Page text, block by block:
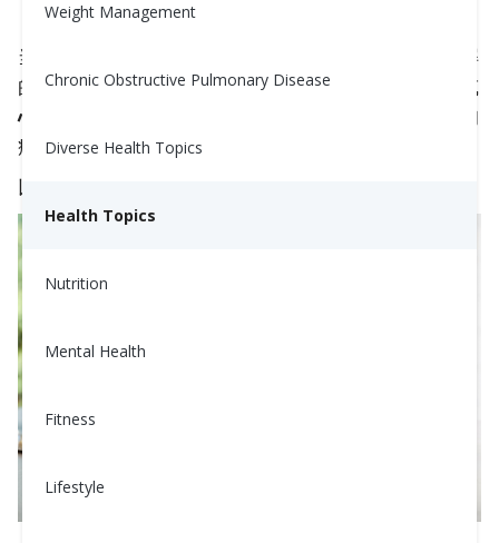
Weight Management
Chronic Obstructive Pulmonary Disease
Diverse Health Topics
Health Topics
Nutrition
Mental Health
Fitness
Lifestyle
November 19, 2025
当感冒和流感季节来临时，抓住第一盒承诺快速缓解
的药物是很诱人的。但是如果你有高血压
或
心脏病
，一些非处方药（OTC）实际上可能会使你的
症状或数字变得更糟。
以下是如何明智选择并在这个冬季保持安全的方法。